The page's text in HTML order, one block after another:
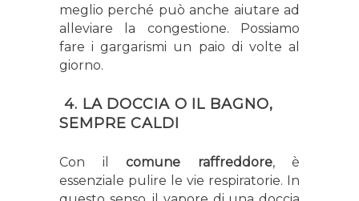
meglio perché può anche aiutare ad
alleviare la congestione. Possiamo
fare i gargarismi un paio di volte al
giorno.
4. LA DOCCIA O IL BAGNO,
SEMPRE CALDI
Con il comune raffreddore, è
essenziale pulire le vie respiratorie. In